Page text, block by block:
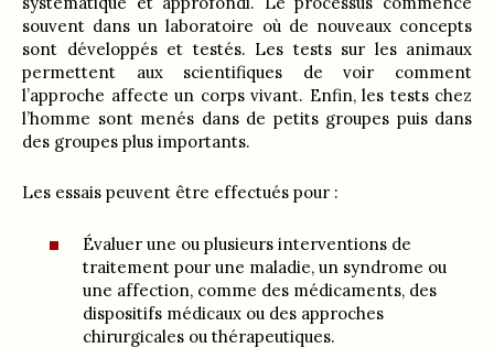
souvent dans un laboratoire où de nouveaux concepts
sont développés et testés. Les tests sur les animaux
permettent aux scientifiques de voir comment
l’approche affecte un corps vivant. Enfin, les tests chez
l’homme sont menés dans de petits groupes puis dans
des groupes plus importants.
Les essais peuvent être effectués pour :
Évaluer une ou plusieurs interventions de
traitement pour une maladie, un syndrome ou
une affection, comme des médicaments, des
dispositifs médicaux ou des approches
chirurgicales ou thérapeutiques.